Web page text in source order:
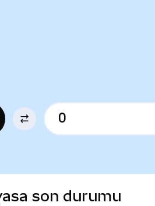
son durumu